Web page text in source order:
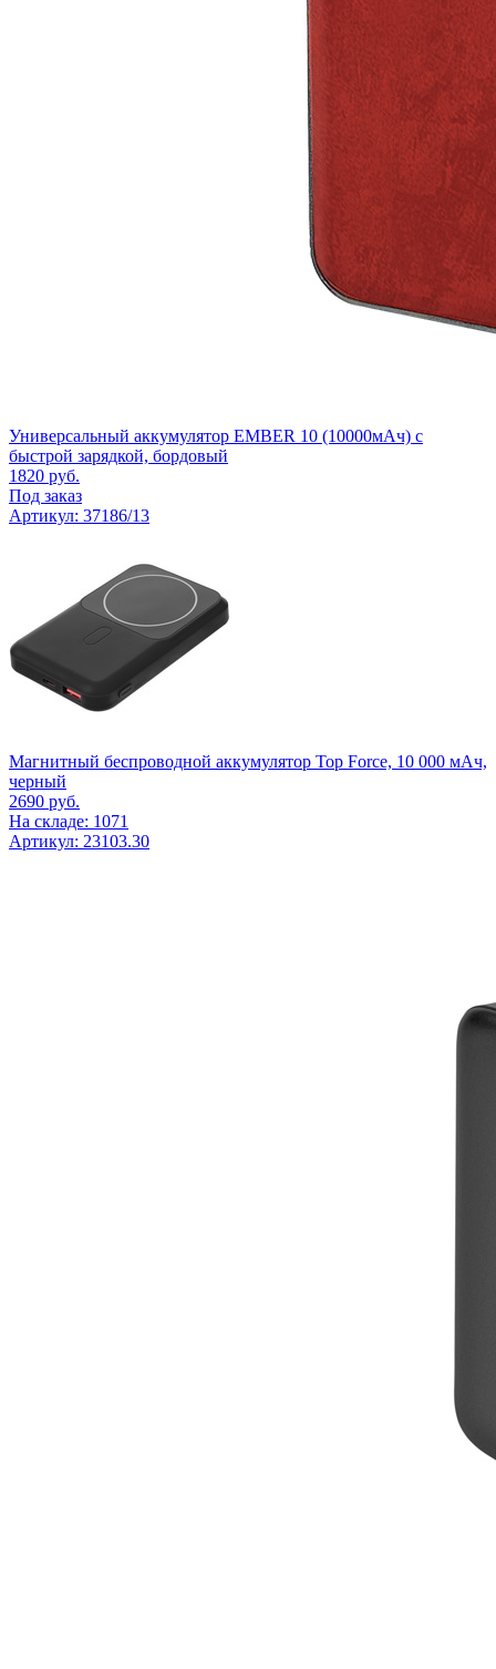
Универсальный аккумулятор EMBER 10 (10000мАч) с
быстрой зарядкой, бордовый
1820 руб.
Под заказ
Артикул: 37186/13
Магнитный беспроводной аккумулятор Top Force, 10 000 мАч,
черный
2690 руб.
На складе: 1071
Артикул: 23103.30